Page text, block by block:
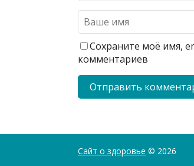
Сохраните моё имя,
комментариев
Сайт о здоровье © 2026